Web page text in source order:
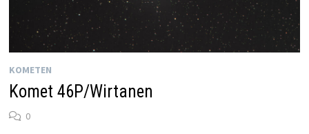
KOMETEN
Komet 46P/Wirtanen
0